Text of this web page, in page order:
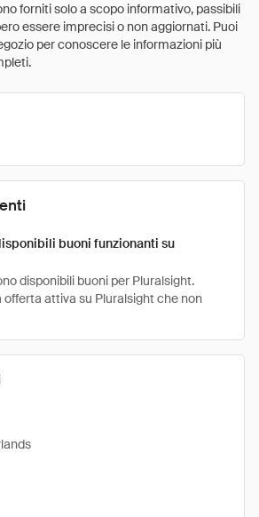
forniti solo a scopo informativo, passibili
essere imprecisi o non aggiornati. Puoi
per conoscere le informazioni più
buoni funzionanti su
disponibili buoni per Pluralsight.
offerta attiva su Pluralsight che non